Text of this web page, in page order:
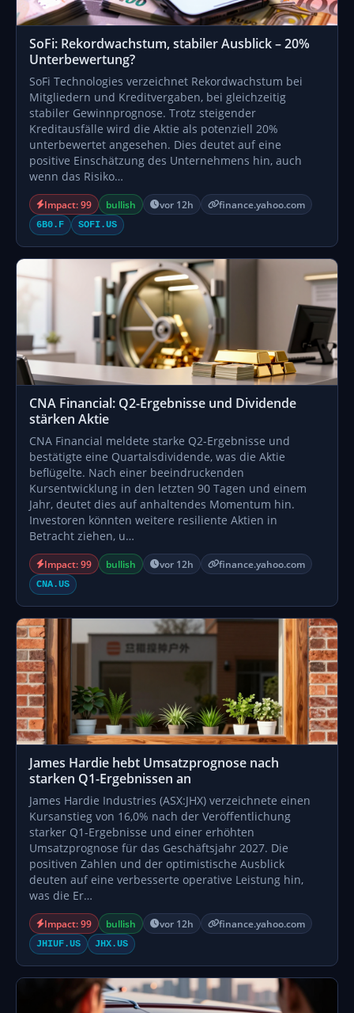
SoFi: Rekordwachstum, stabiler Ausblick – 20%
Unterbewertung?
SoFi Technologies verzeichnet Rekordwachstum bei
Mitgliedern und Kreditvergaben, bei gleichzeitig
stabiler Gewinnprognose. Trotz steigender
Kreditausfälle wird die Aktie als potenziell 20%
unterbewertet angesehen. Dies deutet auf eine
positive Einschätzung des Unternehmens hin, auch
wenn das Risiko…
Impact: 99 bullish vor 12h finance.yahoo.com
6B0.F SOFI.US
CNA Financial: Q2-Ergebnisse und Dividende
stärken Aktie
CNA Financial meldete starke Q2-Ergebnisse und
bestätigte eine Quartalsdividende, was die Aktie
beflügelte. Nach einer beeindruckenden
Kursentwicklung in den letzten 90 Tagen und einem
Jahr, deutet dies auf anhaltendes Momentum hin.
Investoren könnten weitere resiliente Aktien in
Betracht ziehen, u…
Impact: 99 bullish vor 12h finance.yahoo.com
CNA.US
James Hardie hebt Umsatzprognose nach
starken Q1-Ergebnissen an
James Hardie Industries (ASX:JHX) verzeichnete einen
Kursanstieg von 16,0% nach der Veröffentlichung
starker Q1-Ergebnisse und einer erhöhten
Umsatzprognose für das Geschäftsjahr 2027. Die
positiven Zahlen und der optimistische Ausblick
deuten auf eine verbesserte operative Leistung hin,
was die Er…
Impact: 99 bullish vor 12h finance.yahoo.com
JHIUF.US JHX.US